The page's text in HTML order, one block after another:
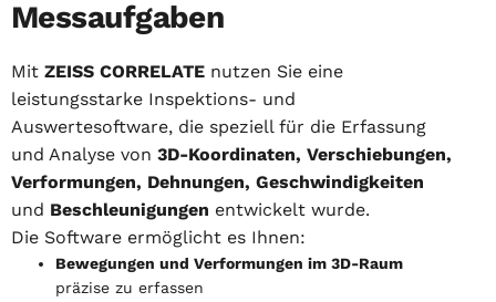
Messaufgaben
Mit ZEISS CORRELATE nutzen Sie eine
leistungsstarke Inspektions- und
Auswertesoftware, die speziell für die Erfassung
und Analyse von 3D-Koordinaten, Verschiebungen,
Verformungen, Dehnungen, Geschwindigkeiten
und Beschleunigungen entwickelt wurde.
Die Software ermöglicht es Ihnen:
Bewegungen und Verformungen im 3D-Raum
präzise zu erfassen